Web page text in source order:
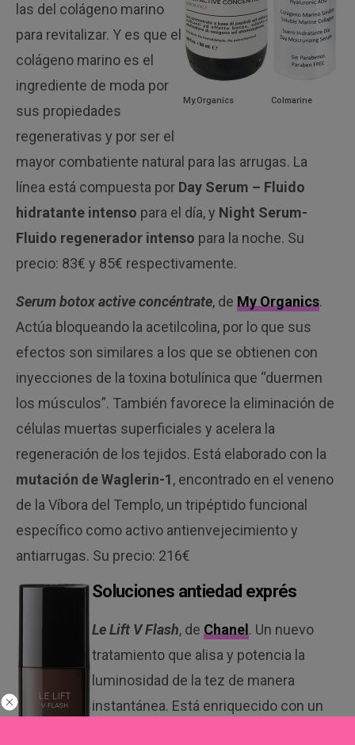
Colmarine
My.Organics
las del colágeno marino
para revitalizar. Y es que el
colágeno marino es el
ingrediente de moda por
sus propiedades
regenerativas y por ser el
mayor combatiente natural para las arrugas. La
línea está compuesta por Day Serum – Fluido
hidratante intenso para el día, y Night Serum-
Fluido regenerador intenso para la noche. Su
precio: 83€ y 85€ respectivamente.
Serum botox active concéntrate, de My Organics.
Actúa bloqueando la acetilcolina, por lo que sus
efectos son similares a los que se obtienen con
inyecciones de la toxina botulínica que “duermen
los músculos”. También favorece la eliminación de
células muertas superficiales y acelera la
regeneración de los tejidos. Está elaborado con la
mutación de Waglerin-1, encontrado en el veneno
de la Víbora del Templo, un tripéptido funcional
específico como activo antienvejecimiento y
antiarrugas. Su precio: 216€
Soluciones antiedad exprés
Le Lift V Flash, de Chanel . Un nuevo
tratamiento que alisa y potencia la
luminosidad de la tez de manera
instantánea. Está enriquecido con un